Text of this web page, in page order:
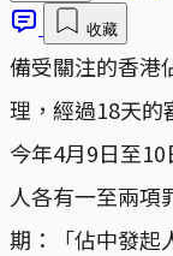
收藏
備受關注的香港
理，經過18天的
今年4月9日至
人各有一至兩項
期：「佔中發起